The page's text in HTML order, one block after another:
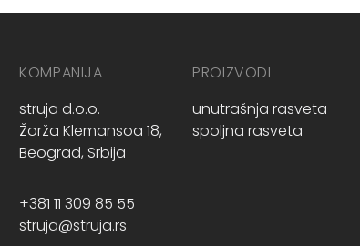
KOMPANIJA
struja d.o.o.
Žorža Klemansoa 18,
Beograd, Srbija
+381 11 309 85 55
struja@struja.rs
PROIZVODI
unutrašnja rasveta
spoljna rasveta